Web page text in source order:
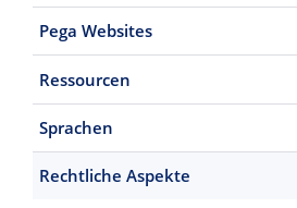
Pega Websites
Ressourcen
Sprachen
Rechtliche Aspekte